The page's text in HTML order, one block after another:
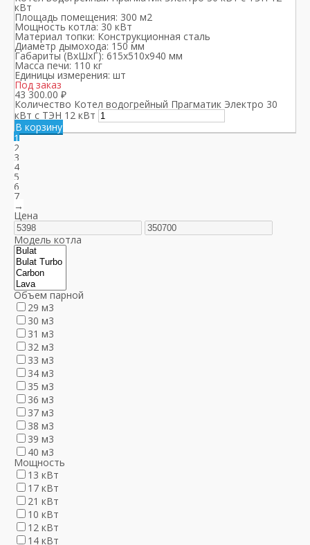
кВт
Площадь помещения: 300 м2
Мощность котла: 30 кВт
Материал топки: Конструкционная сталь
Диаметр дымохода: 150 мм
Габариты (ВхШхГ): 615х510х940 мм
Масса печи: 110 кг
Единицы измерения: шт
Под заказ
43 300.00 ₽
Количество Котел водогрейный Прагматик Электро 30
кВт с ТЭН 12 кВт
В корзину
1
2
3
4
5
6
7
→
Цена
Модель котла
Объем парной
29 м3
30 м3
31 м3
32 м3
33 м3
34 м3
35 м3
36 м3
37 м3
38 м3
39 м3
40 м3
Мощность
13 кВт
17 кВт
21 кВт
10 кВт
12 кВт
14 кВт